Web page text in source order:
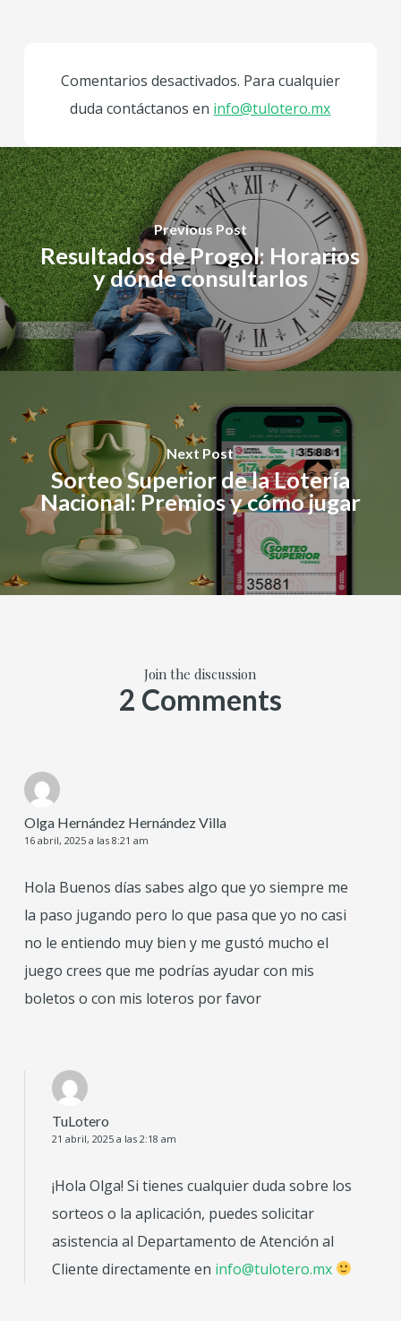
Comentarios desactivados. Para cualquier
duda contáctanos en info@tulotero.mx
Previous Post
Resultados de Progol: Horarios
y dónde consultarlos
Next Post
Sorteo Superior de la Lotería
Nacional: Premios y cómo jugar
Join the discussion
2 Comments
Olga Hernández Hernández Villa
16 abril, 2025 a las 8:21 am
Hola Buenos días sabes algo que yo siempre me
la paso jugando pero lo que pasa que yo no casi
no le entiendo muy bien y me gustó mucho el
juego crees que me podrías ayudar con mis
boletos o con mis loteros por favor
TuLotero
21 abril, 2025 a las 2:18 am
¡Hola Olga! Si tienes cualquier duda sobre los
sorteos o la aplicación, puedes solicitar
asistencia al Departamento de Atención al
Cliente directamente en info@tulotero.mx